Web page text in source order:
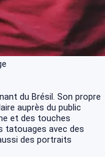
du Brésil. Son propre
auprès du public
et des touches
tatouages avec des
des portraits